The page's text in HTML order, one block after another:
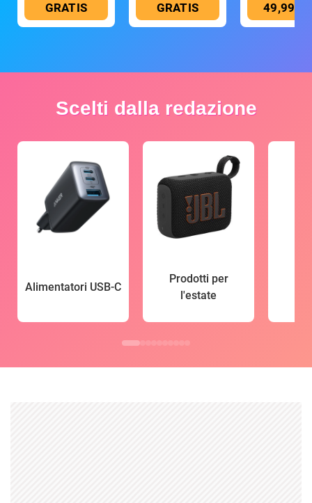
GRATIS GRATIS 49,99 €
Scelti dalla redazione
Alimentatori USB-C
Prodotti per
l'estate